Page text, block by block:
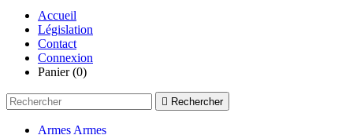
Accueil
Législation
Contact
Connexion
Panier (0)
 Rechercher
Armes Armes